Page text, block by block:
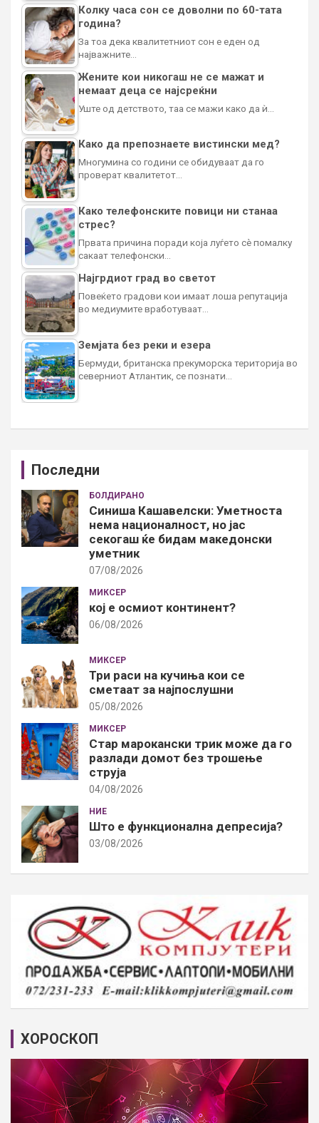
Колку часа сон се доволни по 60-тата
година?
За тоа дека квалитетниот сон е еден од
најважните…
Жените кои никогаш не се мажат и
немаат деца се најсреќни
Уште од детството, таа се мажи како да ѝ…
Како да препознаете вистински мед?
Многумина со години се обидуваат да го
проверат квалитетот…
Како телефонските повици ни станаа
стрес?
Првата причина поради која луѓето сè помалку
сакаат телефонски…
Најгрдиот град во светот
Повеќето градови кои имаат лоша репутација
во медиумите вработуваат…
Земјата без реки и езера
Бермуди, британска прекуморска територија во
северниот Атлантик, се познати…
Последни
БОЛДИРАНО
Синиша Кашавелски: Уметноста
нема националност, но јас
секогаш ќе бидам македонски
уметник
07/08/2026
МИКСЕР
кој е осмиот континент?
06/08/2026
МИКСЕР
Три раси на кучиња кои се
сметаат за најпослушни
05/08/2026
МИКСЕР
Стар марокански трик може да го
разлади домот без трошење
струја
04/08/2026
НИЕ
Што е функционална депресија?
03/08/2026
ХОРОСКОП